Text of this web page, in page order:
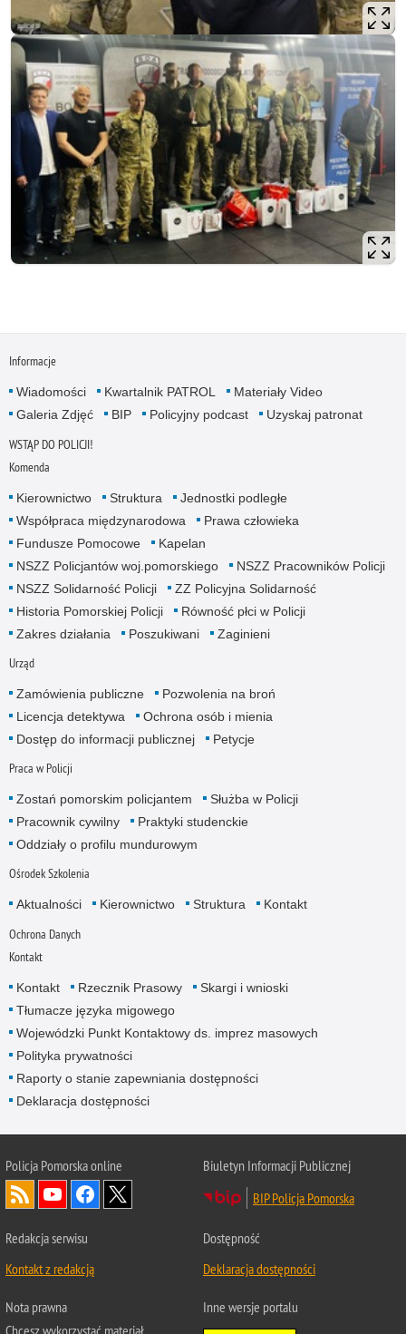
Informacje
Wiadomości Kwartalnik PATROL
Materiały Video
Galeria Zdjęć
BIP Policyjny podcast Uzyskaj patronat
WSTĄP DO POLICJI!
Komenda
Kierownictwo Struktura
Jednostki podległe
Współpraca międzynarodowa
Prawa człowieka
Fundusze Pomocowe
Kapelan
NSZZ Policjantów woj.pomorskiego
NSZZ Pracowników Policji
NSZZ Solidarność Policji
ZZ Policyjna Solidarność
Historia Pomorskiej Policji
Równość płci w Policji
Zakres działania
Poszukiwani Zaginieni
Urząd
Zamówienia publiczne
Pozwolenia na broń
Licencja detektywa
Ochrona osób i mienia
Dostęp do informacji publicznej
Petycje
Praca w Policji
Zostań pomorskim policjantem
Służba w Policji
Pracownik cywilny
Praktyki studenckie
Oddziały o profilu mundurowym
Ośrodek Szkolenia
Aktualności Kierownictwo Struktura Kontakt
Ochrona Danych
Kontakt
Kontakt Rzecznik Prasowy
Skargi i wnioski
Tłumacze języka migowego
Wojewódzki Punkt Kontaktowy ds. imprez masowych
Polityka prywatności
Raporty o stanie zapewniania dostępności
Deklaracja dostępności
Policja Pomorska online
Biuletyn Informacji Publicznej
BIP Policja Pomorska
Redakcja serwisu
Kontakt z redakcją
Dostępność
Deklaracja dostępności
Nota prawna
Inne wersje portalu